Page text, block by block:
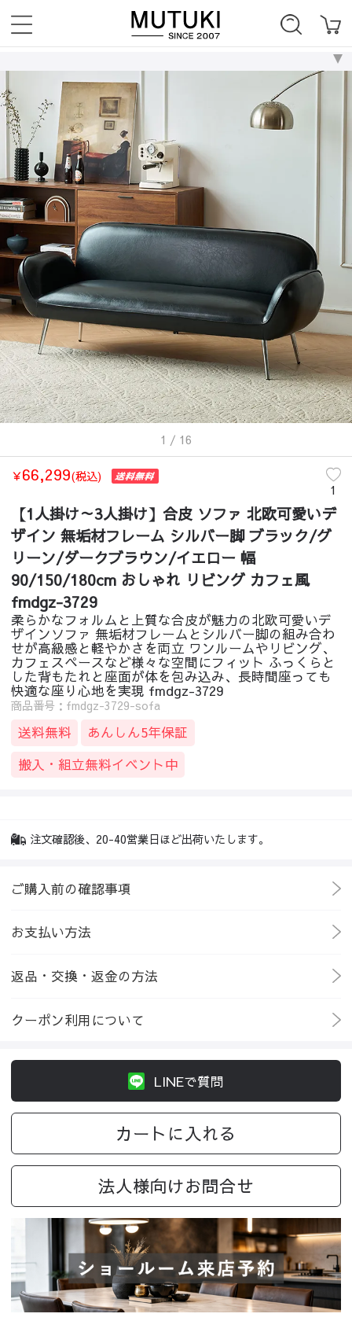
1 / 16
￥66,299(税込)
1
【1人掛け～3人掛け】合皮 ソファ 北欧可愛いデ
ザイン 無垢材フレーム シルバー脚 ブラック/グ
リーン/ダークブラウン/イエロー 幅
90/150/180cm おしゃれ リビング カフェ風
fmdgz-3729
柔らかなフォルムと上質な合皮が魅力の北欧可愛いデ
ザインソファ 無垢材フレームとシルバー脚の組み合わ
せが高級感と軽やかさを両立 ワンルームやリビング、
カフェスペースなど様々な空間にフィット ふっくらと
した背もたれと座面が体を包み込み、長時間座っても
快適な座り心地を実現 fmdgz-3729
商品番号：fmdgz-3729-sofa
送料無料
あんしん5年保証
搬入・組立無料イベント中
注文確認後、20-40営業日ほど出荷いたします。
ご購入前の確認事項
お支払い方法
返品・交換・返金の方法
クーポン利用について
LINEで質問
カートに入れる
法人様向けお問合せ